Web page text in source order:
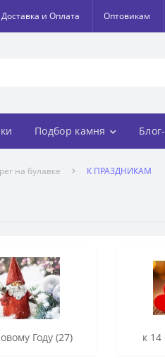
Доставка и Оплата Оптовикам
Подбор камня
на булавке К ПРАЗДНИКАМ
Году (27) к